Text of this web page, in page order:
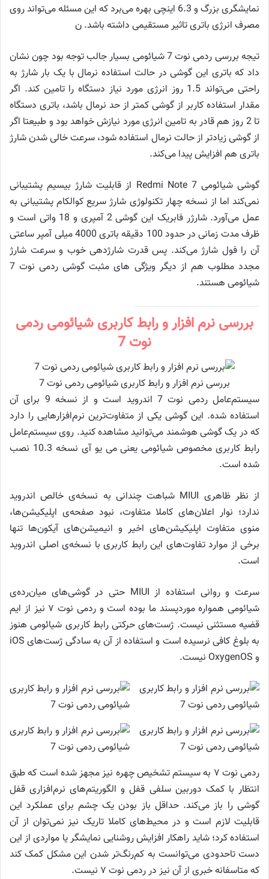
نمایشگری بزرگ و 6.3 اینچی بهره می‌برد که این مسئله می‌تواند روی
مصرف انرژی باتری تاثیر مستقیمی داشته باشد. ن
تیجه بررسی ردمی نوت 7 شیائومی بسیار جالب توجه بود چون نشان
داد که باتری این گوشی در حالت استفاده نرمال با یک بار شارژ به
راحتی می‌تواند 1.5 روز انرژی مورد نیاز دستگاه را تامین کند. اگر
مقدار استفاده کاربر از گوشی کمتر از حد نرمال باشد، باتری دستگاه
تا 2 روز هم قادر به تامین انرژی مورد نیازش خواهد بود و طبیعتا اگر
از گوشی زیادتر از حالت نرمال استفاده شود، سرعت خالی شدن شارژ
باتری هم افزایش پیدا می‌کند.
گوشی شیائومی Redmi Note 7 از قابلیت شارژ بیسیم پشتیبانی
نمی‌کند اما از نسخه چهار تکنولوژی شارژ سریع کوالکام پشتیبانی به
عمل می‌آورد. شارژر فابریک این گوشی 2 آمپری و 18 واتی است و
ظرف مدت زمانی در حدود 100 دقیقه باتری 4000 میلی آمپر ساعتی
آن را فول شارژ می‌کند. پس قدرت شارژدهی خوب و سرعت شارژ
مجدد مطلوب هم از دیگر ویژگی های مثبت گوشی ردمی نوت 7
شیائومی هستند.
بررسی نرم افزار و رابط کاربری شیائومی ردمی
نوت 7
بررسی نرم افزار و رابط کاربری شیائومی ردمی نوت 7
سیستم‌عامل ردمی نوت 7 اندروید است و از نسخه 9 برای آن
استفاده شده. این گوشی یکی از متفاوت‌ترین نرم‌افزارهایی را دارد
که در یک گوشی هوشمند می‌توانید مشاهده کنید. روی سیستم‌عامل
رابط کاربری مخصوص شیائومی یعنی می یو آی نسخه 10.3 نصب
شده است.
از نظر ظاهری MIUI شباهت چندانی به نسخه‌ی خالص اندروید
ندارد؛ نوار اعلان‌های کاملا متفاوت، نبود صفحه‌ی اپلیکیشن‌ها،
منوی متفاوت اپلیکیشن‌های اخیر و انیمیشن‌های آیکون‌ها تنها
برخی از موارد تفاوت‌های این رابط کاربری با نسخه‌ی اصلی اندروید
است.
سرعت و روانی استفاده از MIUI حتی در گوشی‌های میان‌رده‌ی
شیائومی همواره موردپسند ما بوده است و ردمی نوت ۷ نیز از ایم
قضیه مستثنی نیست. ژست‌های حرکتی رابط کاربری شیائومی هنوز
به بلوغ کافی نرسیده است و استفاده از آن به سادگی ژست‌های iOS
و OxygenOS نیست.
ردمی نوت ۷ به سیستم تشخیص چهره نیز مجهز شده است که طبق
انتظار با کمک دوربین سلفی قفل و الگوریتم‌های نرم‌افزاری قفل
گوشی را باز می‌کند. حداقل باز بودن یک چشم برای عملکرد این
قابلیت لازم است و در محیط‌های کاملا تاریک نیز نمی‌توان از آن
استفاده کرد؛ شاید راهکار افزایش روشنایی نمایشگر یا مواردی از این
دست تاحدودی می‌توانست به کم‌رنگ‌تر شدن این مشکل کمک کند
که متاسفانه خبری از آن نیز در ردمی نوت ۷ نیست.